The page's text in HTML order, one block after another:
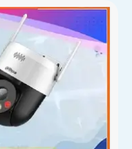
chống nước IP66
kiện